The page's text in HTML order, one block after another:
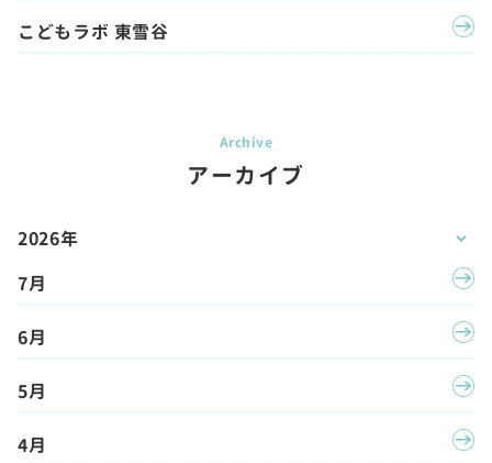
こどもラボ 東雪谷
アーカイブ
2026年
7月
6月
5月
4月